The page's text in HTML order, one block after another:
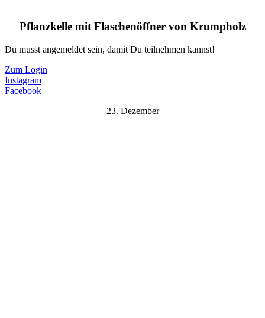
Pflanzkelle mit Flaschenöffner von Krumpholz
Du musst angemeldet sein, damit Du teilnehmen kannst!
Zum Login
Instagram
Facebook
23. Dezember